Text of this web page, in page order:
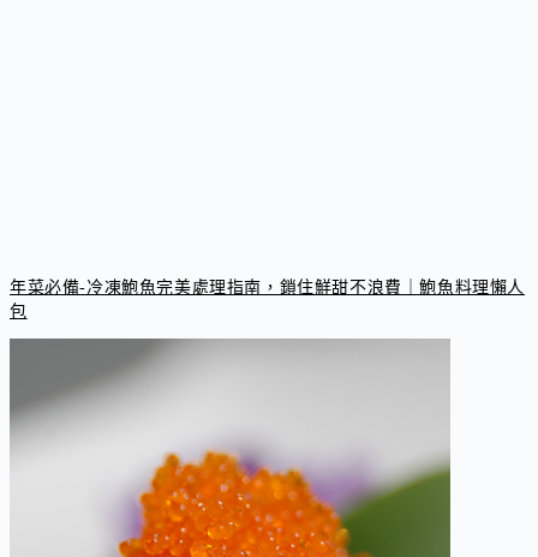
年菜必備-冷凍鮑魚完美處理指南，鎖住鮮甜不浪費｜鮑魚料理懶人
包